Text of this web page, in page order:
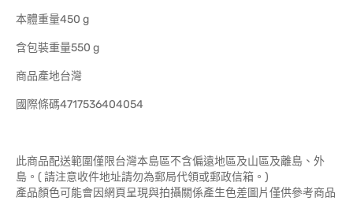
本體重量450 g
含包裝重量550 g
商品產地台灣
國際條碼4717536404054
此商品配送範圍僅限台灣本島區不含偏遠地區及山區及離島、外
島。( 請注意收件地址請勿為郵局代領或郵政信箱。)
產品顏色可能會因網頁呈現與拍攝關係產生色差圖片僅供參考商品